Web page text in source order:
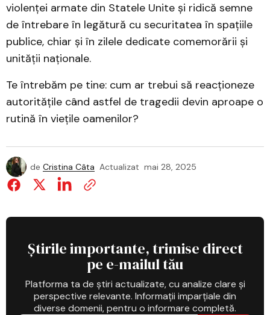
violenței armate din Statele Unite și ridică semne
de întrebare în legătură cu securitatea în spațiile
publice, chiar și în zilele dedicate comemorării și
unității naționale.
Te întrebăm pe tine: cum ar trebui să reacționeze
autoritățile când astfel de tragedii devin aproape o
rutină în viețile oamenilor?
de Cristina Câta Actualizat mai 28, 2025
Știrile importante, trimise direct
pe e-mailul tău
Platforma ta de știri actualizate, cu analize clare și
perspective relevante. Informații imparțiale din
diverse domenii, pentru o informare completă.